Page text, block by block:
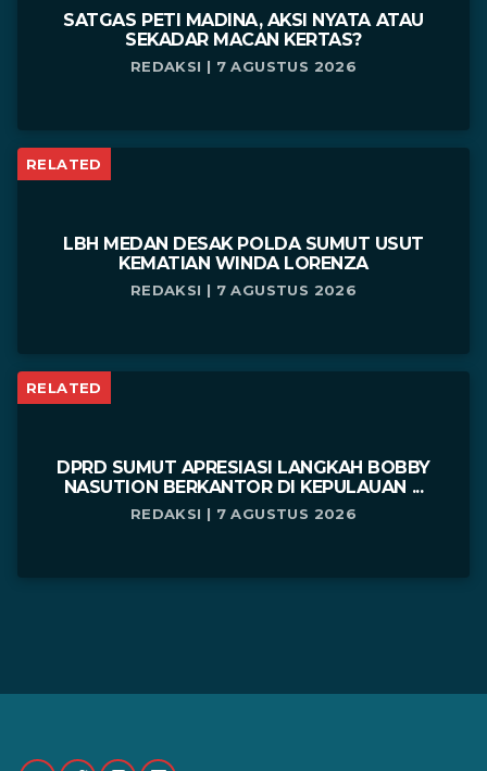
SATGAS PETI MADINA, AKSI NYATA ATAU
SEKADAR MACAN KERTAS?
REDAKSI | 7 AGUSTUS 2026
RELATED
LBH MEDAN DESAK POLDA SUMUT USUT
KEMATIAN WINDA LORENZA
REDAKSI | 7 AGUSTUS 2026
RELATED
DPRD SUMUT APRESIASI LANGKAH BOBBY
NASUTION BERKANTOR DI KEPULAUAN ...
REDAKSI | 7 AGUSTUS 2026